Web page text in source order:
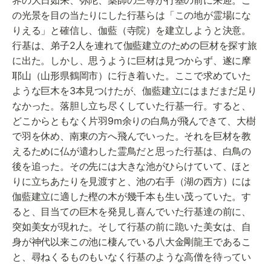
の光景を目の当たりにした行基らは「この地が霊場にな
りえる」と確信し、伽藍（寺院）を建立しようと決意。
行基は、弟子2人を連れて伽藍建立のための巨材を探す旅
に出た。しかし、思うように巨材は見つからず、遂に摩
耶山（山形県鶴岡市）に行き着いた。ここで求めていた
ような巨木を3本見つけたが、伽藍建立にはまだまだ足り
なかった。落胆し立ち尽くしていた行基一行。すると、
どこからともなく片羽9m余りの白鳥が飛んできて、大樹
で羽を休め、南東の方へ飛んでいった。それを巨材を教
えるために仏が遣わした霊鳥だと思った行基は、白鳥の
後を追った。その先には大きな池がひらけていて、ほと
りに立ちあたりを見渡すと、池の右手（湖の西方）には
伽藍建立に適した樫の木が幾千本も生い茂っていた。す
ると、目当ての巨木を発見し喜んでいた行基達の前に、
突如美女が現れた。そして行基の前に跪いた美女は、自
身が神代以来この池に棲んでいる八大金剛龍王であるこ
と、尋ねくるものもいなく行基のような高僧を待ってい